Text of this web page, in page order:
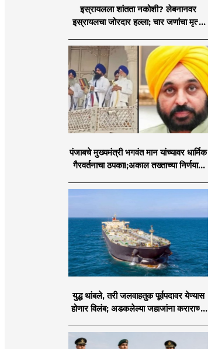
इस्रायलला शांतता नकोशी? लेबनानवर
इस्रायलचा जोरदार हल्ला; चार जणांचा मृत्यू,
पंजाबचे मुख्यमंत्री भगवंत मान यांच्यावर धार्मिक
गैरवर्तनाचा ठपका!;अकाल तख्ताच्या निर्णयाने
युद्ध थांबले, तरी जलवाहतुक पूर्वपदावर येण्यास
होणार विलंब; अडकलेल्या जहाजांना कराराच्या